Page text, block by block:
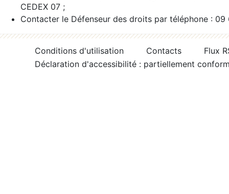
CEDEX 07 ;
Contacter le Défenseur des droits par téléphone :
Conditions d'utilisation Contacts
Flux
Déclaration d'accessibilité : partiellement